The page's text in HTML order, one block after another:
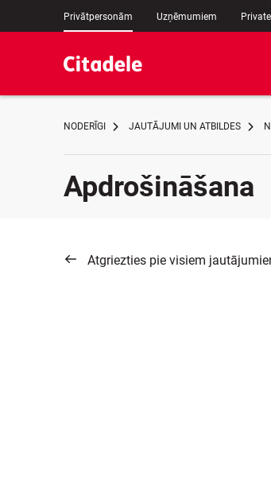
Privātpersonām Uzņēmumiem
NODERĪGI JAUTĀJUMI UN ATBILDES
Apdrošināšana
Atgriezties pie visiem